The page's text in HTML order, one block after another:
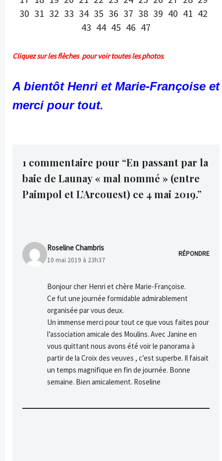
30 31 32 33 34 35 36 37 38 39 40 41 42
43 44 45 46 47
Cliquez sur les flèches pour voir toutes les photos.
A bientôt Henri et Marie-Françoise et
merci pour tout.
1 commentaire pour “En passant par la
baie de Launay « mal nommé » (entre
Paimpol et L’Arcouest) ce 4 mai 2019.”
Roseline Chambris
10 mai 2019 à 23h37
RÉPONDRE
Bonjour cher Henri et chère Marie-Françoise.
Ce fut une journée formidable admirablement
organisée par vous deux.
Un immense merci pour tout ce que vous faites pour
l’association amicale des Moulins. Avec Janine en
vous quittant nous avons été voir le panorama à
partir de la Croix des veuves , c’est superbe. Il faisait
un temps magnifique en fin de journée. Bonne
semaine. Bien amicalement. Roseline